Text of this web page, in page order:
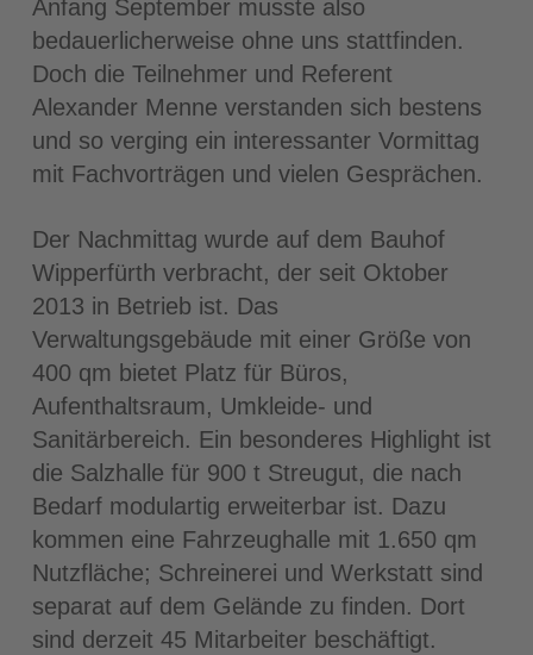
Anfang September musste also
bedauerlicherweise ohne uns stattfinden.
Doch die Teilnehmer und Referent
Alexander Menne verstanden sich bestens
und so verging ein interessanter Vormittag
mit Fachvorträgen und vielen Gesprächen.
Der Nachmittag wurde auf dem Bauhof
Wipperfürth verbracht, der seit Oktober
2013 in Betrieb ist. Das
Verwaltungsgebäude mit einer Größe von
400 qm bietet Platz für Büros,
Aufenthaltsraum, Umkleide- und
Sanitärbereich. Ein besonderes Highlight ist
die Salzhalle für 900 t Streugut, die nach
Bedarf modulartig erweiterbar ist. Dazu
kommen eine Fahrzeughalle mit 1.650 qm
Nutzfläche; Schreinerei und Werkstatt sind
separat auf dem Gelände zu finden. Dort
sind derzeit 45 Mitarbeiter beschäftigt.